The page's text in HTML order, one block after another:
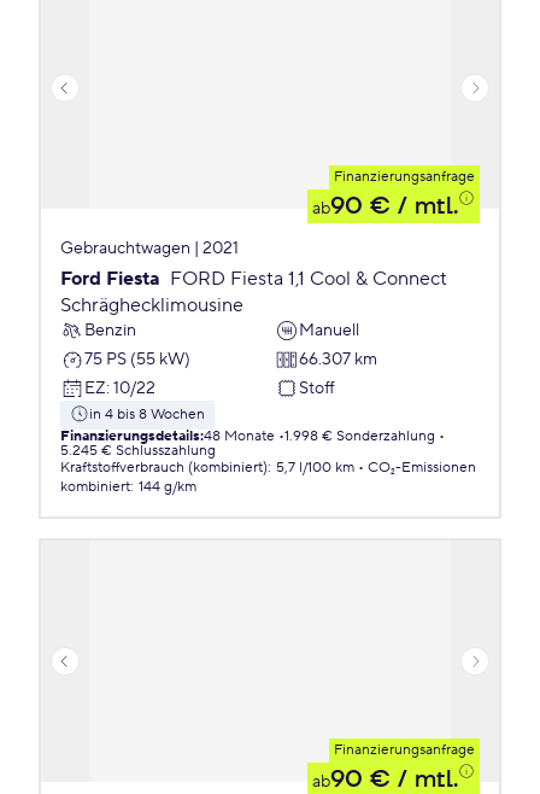
Finanzierungsanfrage
ab90 € / mtl.
Gebrauchtwagen | 2021
Ford Fiesta FORD Fiesta 1,1 Cool & Connect
Schräghecklimousine
Benzin
Manuell
75 PS (55 kW)
66.307 km
EZ: 10/22 Stoff
in 4 bis 8 Wochen
Finanzierungsdetails:48 Monate 1.998 € Sonderzahlung
5.245 € Schlusszahlung
Kraftstoffverbrauch (kombiniert): 5,7 l/100 km
CO₂-Emissionen
kombiniert: 144 g/km
Finanzierungsanfrage
ab90 € / mtl.